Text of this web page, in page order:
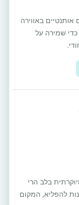
אותנטיים באווירה
תוך כדי שמירה על
בלב הרי
להפליא, המקום